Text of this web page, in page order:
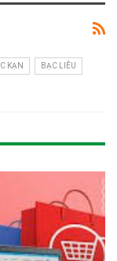
KẠN BẠC LIÊU